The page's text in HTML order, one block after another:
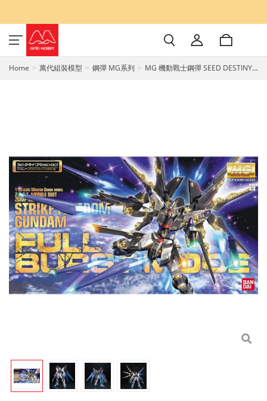
Home 萬代組裝模型 鋼彈 MG系列
MG 機動戰士鋼彈 SEED DESTINY